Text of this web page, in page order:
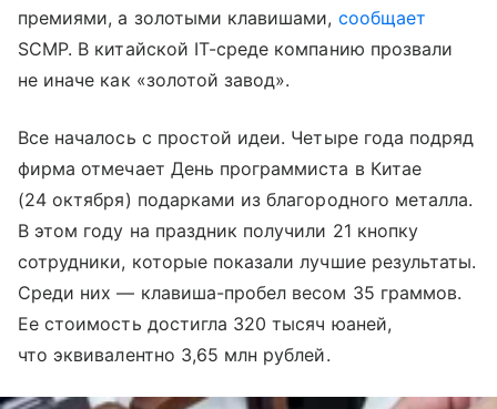
премиями, а золотыми клавишами, сообщает
SCMP. В китайской IT-среде компанию прозвали
не иначе как «золотой завод».
Все началось с простой идеи. Четыре года подряд
фирма отмечает День программиста в Китае
(24 октября) подарками из благородного металла.
В этом году на праздник получили 21 кнопку
сотрудники, которые показали лучшие результаты.
Среди них — клавиша-пробел весом 35 граммов.
Ее стоимость достигла 320 тысяч юаней,
что эквивалентно 3,65 млн рублей.